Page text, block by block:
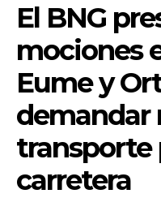
El BNG
mociones
Eume y
demandar
transporte
carretera